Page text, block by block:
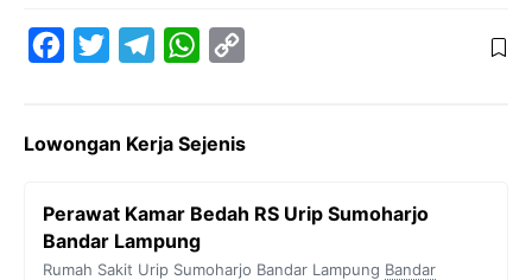
e
o
t
e
e
r
a
W
t
A
y
i
Lowongan Kerja Sejenis
Perawat Kamar Bedah RS Urip Sumoharjo
Bandar Lampung
Rumah Sakit Urip Sumoharjo Bandar Lampung Bandar